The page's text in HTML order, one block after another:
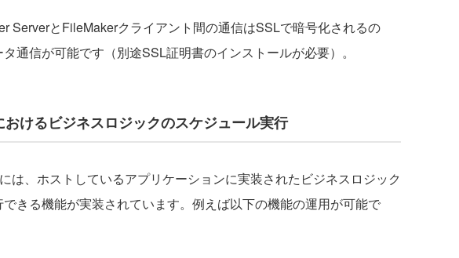
ServerとFileMakerクライアント間の通信はSSLで暗号化されるの
通信が可能です（別途SSL証明書のインストールが必要）。
けるビジネスロジックのスケジュール実行
は、ホストしているアプリケーションに実装されたビジネスロジック
きる機能が実装されています。例えば以下の機能の運用が可能で